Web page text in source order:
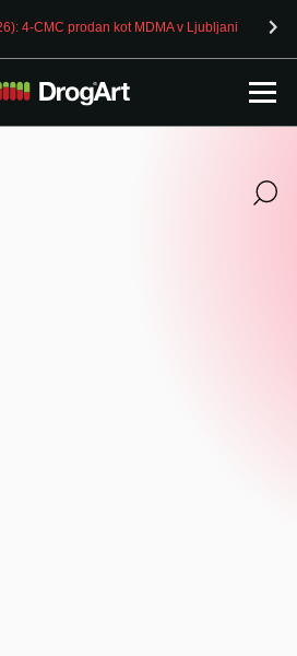
4-CMC prodan kot MDMA v Ljubljani